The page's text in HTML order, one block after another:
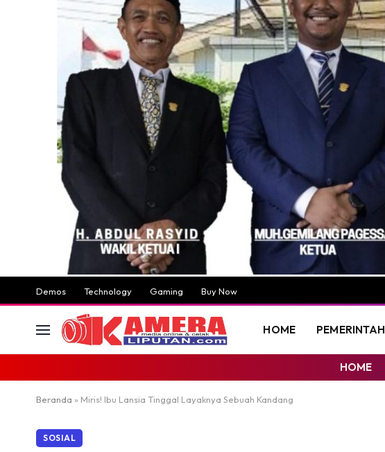
Demos Technology Gaming Buy Now
HOME PEMERINTAH
HOME
Beranda » Miris! Ibu Lansia Tinggal Layaknya Sebuah Kandang
SOSIAL